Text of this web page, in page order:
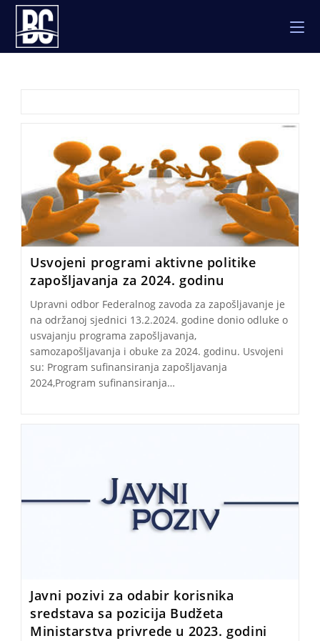
Skip
content
Usvojeni programi aktivne politike
zapošljavanja za 2024. godinu
Upravni odbor Federalnog zavoda za zapošljavanje je
na održanoj sjednici 13.2.2024. godine donio odluke o
usvajanju programa zapošljavanja,
samozapošljavanja i obuke za 2024. godinu. Usvojeni
su: Program sufinansiranja zapošljavanja
2024,Program sufinansiranja…
Javni pozivi za odabir korisnika
sredstava sa pozicija Budžeta
Ministarstva privrede u 2023. godini